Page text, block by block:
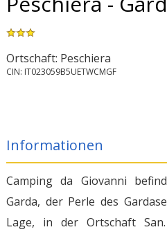
Ortschaft: Peschiera
CIN: IT023059B5UETWCMGF
Informationen
Camping da Giovanni
Garda, der Perle des
Lage, in der Ortschaft